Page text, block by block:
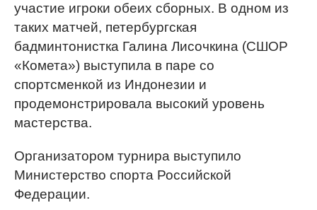
участие игроки обеих сборных. В одном из
таких матчей, петербургская
бадминтонистка Галина Лисочкина (СШОР
«Комета») выступила в паре со
спортсменкой из Индонезии и
продемонстрировала высокий уровень
мастерства.
Организатором турнира выступило
Министерство спорта Российской
Федерации.